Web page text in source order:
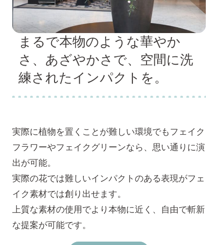
まるで本物のような華やか
さ、あざやかさで、空間に洗
練されたインパクトを。
実際に植物を置くことが難しい環境でもフェイク
フラワーやフェイクグリーンなら、思い通りに演
出が可能。
実際の花では難しいインパクトのある表現がフェ
イク素材では創り出せます。
上質な素材の使用でより本物に近く、自由で斬新
な提案が可能です。